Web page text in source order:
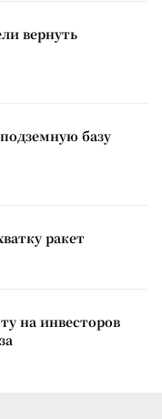
вернуть
базу
ракет
на инвесторов